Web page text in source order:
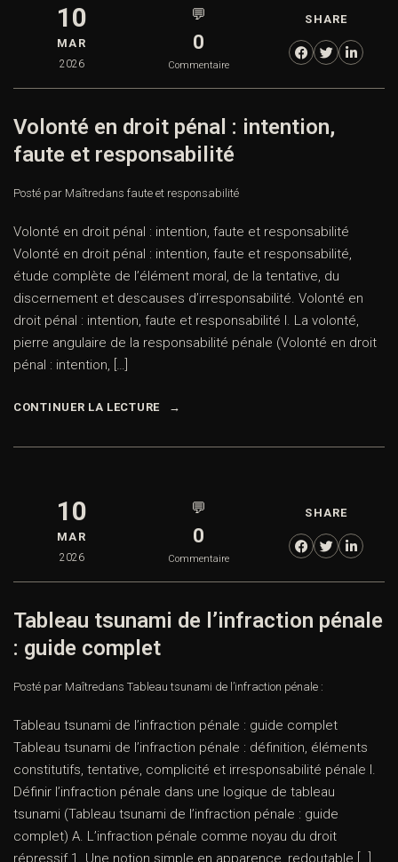
10
MAR
2026
💬
0
Commentaire
SHARE
Volonté en droit pénal : intention,
faute et responsabilité
Posté par Maîtredans faute et responsabilité
Volonté en droit pénal : intention, faute et responsabilité
Volonté en droit pénal : intention, faute et responsabilité,
étude complète de l’élément moral, de la tentative, du
discernement et descauses d’irresponsabilité. Volonté en
droit pénal : intention, faute et responsabilité I. La volonté,
pierre angulaire de la responsabilité pénale (Volonté en droit
pénal : intention, […]
CONTINUER LA LECTURE
10
MAR
2026
💬
0
Commentaire
SHARE
Tableau tsunami de l’infraction pénale
: guide complet
Posté par Maîtredans Tableau tsunami de l’infraction pénale :
Tableau tsunami de l’infraction pénale : guide complet
Tableau tsunami de l’infraction pénale : définition, éléments
constitutifs, tentative, complicité et irresponsabilité pénale I.
Définir l’infraction pénale dans une logique de tableau
tsunami (Tableau tsunami de l’infraction pénale : guide
complet) A. L’infraction pénale comme noyau du droit
répressif 1. Une notion simple en apparence, redoutable […]